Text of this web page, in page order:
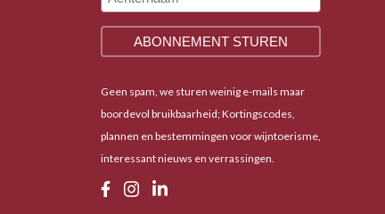
Geen spam, we sturen weinig e-mails maar
boordevol bruikbaarheid; Kortingscodes,
plannen en bestemmingen voor wijntoerisme,
interessant nieuws en verrassingen.